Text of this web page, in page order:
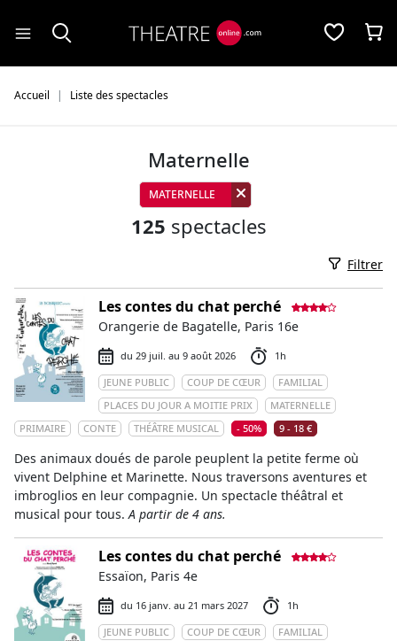
Accueil Liste des spectacles
Maternelle
MATERNELLE
125 spectacles
Filtrer
Les contes du chat perché
Orangerie de Bagatelle, Paris 16e
du 29 juil. au 9 août 2026
1h
JEUNE PUBLIC
COUP DE CŒUR
FAMILIAL
PLACES DU JOUR A MOITIE PRIX
MATERNELLE
PRIMAIRE
CONTE THÉÂTRE MUSICAL - 50% 9 - 18 €
Des animaux doués de parole peuplent la petite ferme où
vivent Delphine et Marinette. Nous traversons aventures et
imbroglios en leur compagnie. Un spectacle théâtral et
musical pour tous.A partir de 4 ans.
Les contes du chat perché
Essaïon, Paris 4e
du 16 janv. au 21 mars 2027
1h
JEUNE PUBLIC
COUP DE CŒUR
FAMILIAL